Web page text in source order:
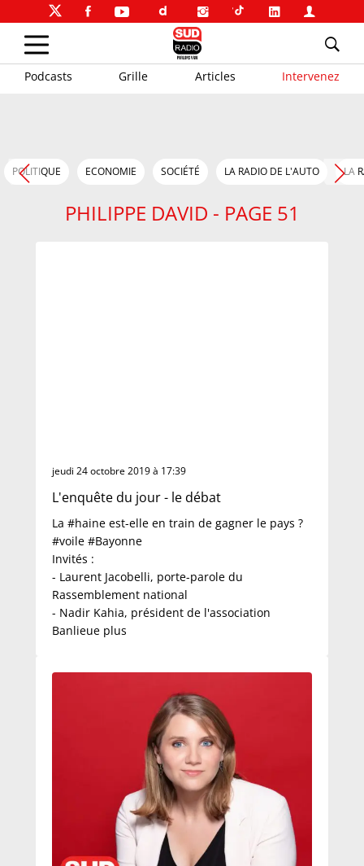
Podcasts Grille Articles Intervenez
POLITIQUE ECONOMIE SOCIÉTÉ LA RADIO DE L'AUTO LA
PHILIPPE DAVID - PAGE 51
jeudi 24 octobre 2019 à 17:39
L'enquête du jour - le débat
La #haine est-elle en train de gagner le pays ?
#voile #Bayonne
Invités :
- Laurent Jacobelli, porte-parole du
Rassemblement national
- Nadir Kahia, président de l'association
Banlieue plus